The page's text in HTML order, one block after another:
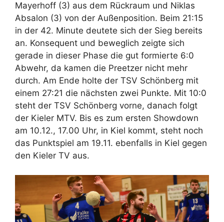
Mayerhoff (3) aus dem Rückraum und Niklas
Absalon (3) von der Außenposition. Beim 21:15
in der 42. Minute deutete sich der Sieg bereits
an. Konsequent und beweglich zeigte sich
gerade in dieser Phase die gut formierte 6:0
Abwehr, da kamen die Preetzer nicht mehr
durch. Am Ende holte der TSV Schönberg mit
einem 27:21 die nächsten zwei Punkte. Mit 10:0
steht der TSV Schönberg vorne, danach folgt
der Kieler MTV. Bis es zum ersten Showdown
am 10.12., 17.00 Uhr, in Kiel kommt, steht noch
das Punktspiel am 19.11. ebenfalls in Kiel gegen
den Kieler TV aus.